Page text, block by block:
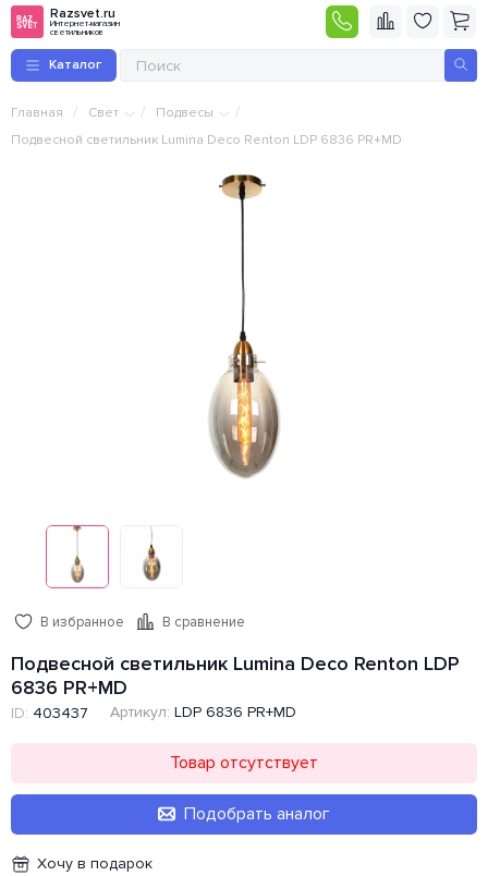
Razsvet.ru
Интернет-магазин
светильников
Каталог
Главная / Свет / Подвесы /
Подвесной светильник Lumina Deco Renton LDP 6836 PR+MD
В избранное В сравнение
Подвесной светильник Lumina Deco Renton LDP
6836 PR+MD
ID: 403437 Артикул: LDP 6836 PR+MD
Товар отсутствует
Подобрать аналог
Хочу в подарок